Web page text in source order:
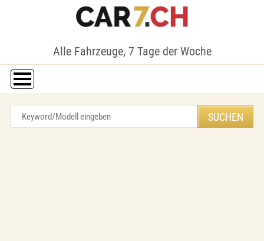
Alle Fahrzeuge, 7 Tage der Woche